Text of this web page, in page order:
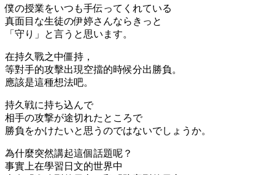
僕の授業をいつも手伝ってくれている
真面目な生徒の伊婷さんならきっと
「守り」と言うと思います。
在持久戰之中僵持，
等對手的攻擊出現空擋的時候分出勝負。
應該是這種想法吧。
持久戦に持ち込んで
相手の攻撃が途切れたところで
勝負をかけたいと思うのではないでしょうか。
為什麼突然講起這個話題呢？
事實上在學習日文的世界中